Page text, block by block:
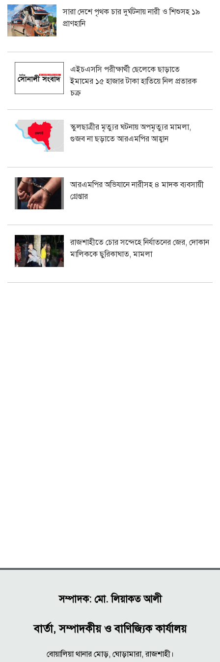
সারা দেশে পৃথক চার দুর্ঘটনায় নারী ও শিশুসহ ১৯
প্রাণহানি
এইচএসসি পরীক্ষার্থী ছেলেকে ছাড়াতে
ইমামের ১৫ হাজার টাকা হাতিয়ে নিল প্রতারক
চক্র
স্কুলছাত্রীর মৃত্যুর ঘটনায় অপমৃত্যুর মামলা,
গুজব না ছড়াতে আরএমপির আহ্বান
আরএমপির অভিযানে নারীসহ ৪ মাদক ব্যবসায়ী
গ্রেপ্তার
রাজশাহীতে চোর সন্দেহে নির্যাতনের জের, দোকান
মালিককে ছুরিকাঘাত, মামলা
সম্পাদক: মো. লিয়াকত আলী
বার্তা, সম্পাদকীয় ও বাণিজ্যিক কার্যালয়
বোয়ালিয়া থানার মোড়, ঘোড়ামারা, রাজশাহী।